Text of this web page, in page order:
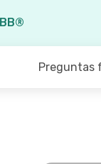
Preguntas